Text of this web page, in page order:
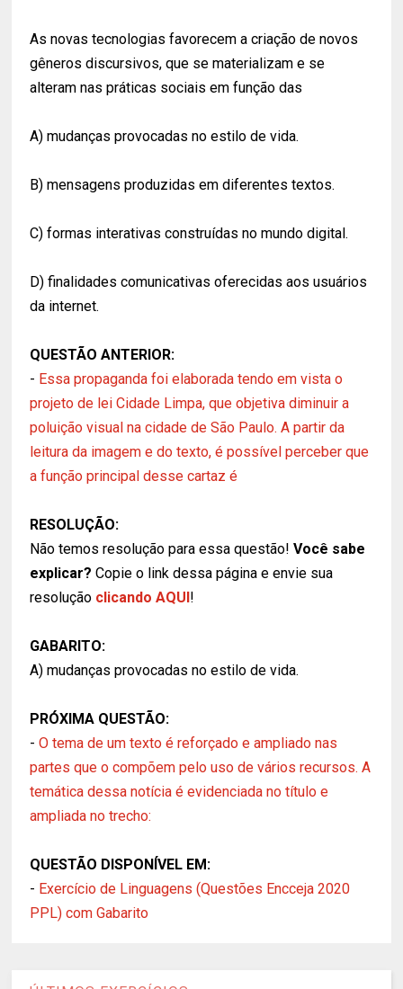
As novas tecnologias favorecem a criação de novos
gêneros discursivos, que se materializam e se
alteram nas práticas sociais em função das
A) mudanças provocadas no estilo de vida.
B) mensagens produzidas em diferentes textos.
C) formas interativas construídas no mundo digital.
D) finalidades comunicativas oferecidas aos usuários
da internet.
QUESTÃO ANTERIOR:
- Essa propaganda foi elaborada tendo em vista o
projeto de lei Cidade Limpa, que objetiva diminuir a
poluição visual na cidade de São Paulo. A partir da
leitura da imagem e do texto, é possível perceber que
a função principal desse cartaz é
RESOLUÇÃO:
Não temos resolução para essa questão!Você sabe
explicar? Copie o link dessa página e envie sua
resolução clicando AQUI!
GABARITO:
A) mudanças provocadas no estilo de vida.
PRÓXIMA QUESTÃO:
-O tema de um texto é reforçado e ampliado nas
partes que o compõem pelo uso de vários recursos. A
temática dessa notícia é evidenciada no título e
ampliada no trecho:
QUESTÃO DISPONÍVEL EM:
- Exercício de Linguagens (Questões Encceja 2020
PPL) com Gabarito